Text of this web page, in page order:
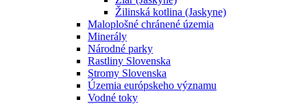
Žilinská kotlina (Jaskyne)
Maloplošné chránené územia
Minerály
Národné parky
Rastliny Slovenska
Stromy Slovenska
Územia európskeho významu
Vodné toky